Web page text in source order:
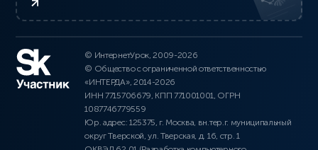
© ИнтернетУрок, 2009-2026
© Общество с ограниченной ответственностью
«ИНТЕРДА», 2014-2026
ИНН 7715706679, КПП 771001001, ОГРН
1087746779559
Юр. адрес: 125375, г. Москва, вн.тер.г. муниципальный
округ Тверской, ул. Тверская, д. 16, стр. 1